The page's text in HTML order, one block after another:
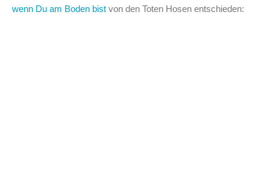
wenn Du am Boden bist von den Toten Hosen entschieden: